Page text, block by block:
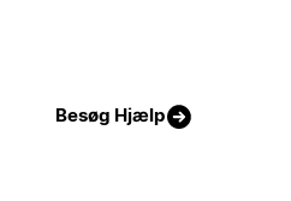
Besøg Hjælp